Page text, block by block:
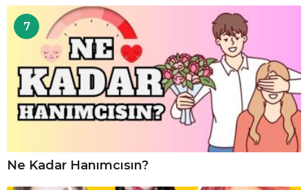
7
Ne Kadar Hanımcısın?